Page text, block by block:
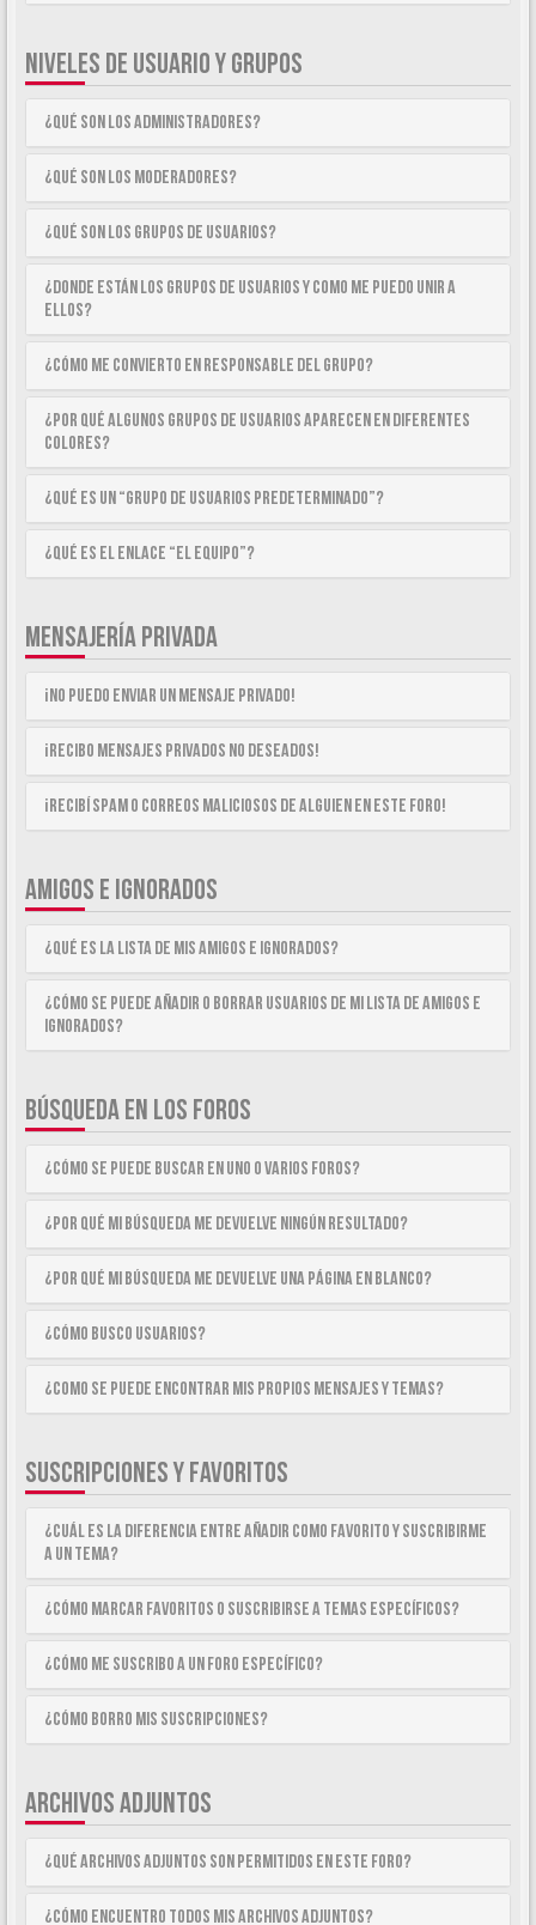
NIVELES DE USUARIO Y GRUPOS
¿Qué son los Administradores?
¿Qué son los Moderadores?
¿Qué son los Grupos de Usuarios?
¿Donde están los Grupos de Usuarios y como me puedo unir a
ellos?
¿Cómo me convierto en Responsable del Grupo?
¿Por qué algunos Grupos de Usuarios aparecen en diferentes
colores?
¿Qué es un “Grupo de Usuarios predeterminado”?
¿Qué es el enlace “El equipo”?
MENSAJERÍA PRIVADA
¡No puedo enviar un mensaje privado!
¡Recibo mensajes privados no deseados!
¡Recibí spam o correos maliciosos de alguien en este foro!
AMIGOS E IGNORADOS
¿Qué es la lista de Mis Amigos e Ignorados?
¿Cómo se puede añadir o borrar usuarios de mi lista de Amigos e
Ignorados?
BÚSQUEDA EN LOS FOROS
¿Cómo se puede buscar en uno o varios foros?
¿Por qué mi búsqueda me devuelve ningún resultado?
¿Por qué mi búsqueda me devuelve una página en blanco?
¿Cómo busco usuarios?
¿Como se puede encontrar mis propios mensajes y temas?
SUSCRIPCIONES Y FAVORITOS
¿Cuál es la diferencia entre añadir como Favorito y suscribirme
a un tema?
¿Cómo marcar Favoritos o suscribirse a temas específicos?
¿Cómo me suscribo a un foro específico?
¿Cómo borro mis suscripciones?
ARCHIVOS ADJUNTOS
¿Qué archivos adjuntos son permitidos en este foro?
¿Cómo encuentro todos mis archivos adjuntos?